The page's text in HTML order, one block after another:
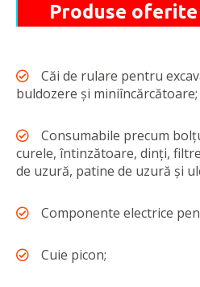
Produse oferite
Căi de rulare pentru
buldozere și miniîncărcătoare;
Consumabile precum
curele, întinzătoare, dinți,
de uzură, patine de uzură și
Componente electrice
Cuie picon;